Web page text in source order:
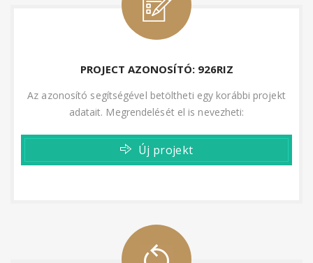
PROJECT AZONOSÍTÓ: 926RIZ
Az azonosító segítségével betöltheti egy korábbi projekt
adatait. Megrendelését el is nevezheti:
Új projekt